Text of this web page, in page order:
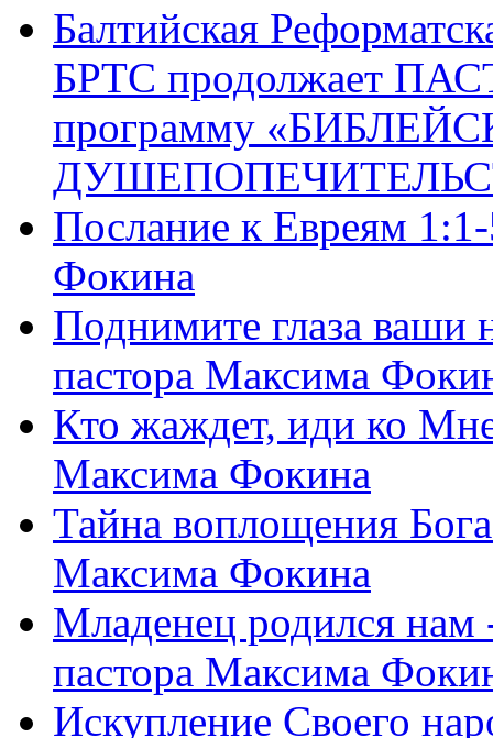
Балтийская
БРТС продолжает
программу
Послание к Евреям
Фокина
Поднимите глаза ваши
пастора Максима
Кто жаждет, иди ко
Максима Фокина
Тайна воплощения
Максима Фокина
Младенец родился
пастора Максима
Искупление Своего